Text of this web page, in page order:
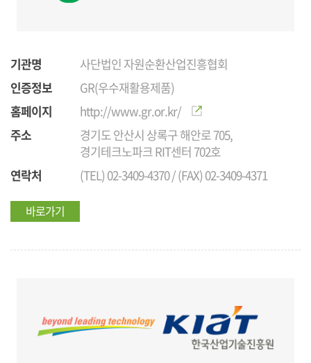
기관명
사단법인 자원순환산업진흥협회
인증정보
GR(우수재활용제품)
홈페이지
http://www.gr.or.kr/
주소
경기도 안산시 상록구 해안로 705,
경기테크노파크 RIT센터 702호
연락처
(TEL) 02-3409-4370 / (FAX) 02-3409-4371
바로가기